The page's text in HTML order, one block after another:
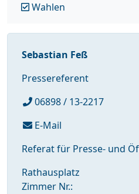
Wahlen
Sebastian Feß
Pressereferent
06898 / 13-2217
E-Mail
Referat für Presse- und
Rathausplatz
Zimmer Nr.: